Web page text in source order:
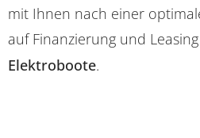
mit Ihnen nach einer
auf Finanzierung und
Elektroboote.